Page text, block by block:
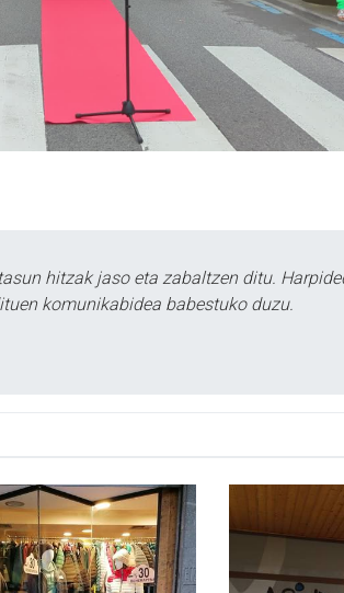
hitzak jaso eta zabaltzen ditu.
komunikabidea babestuko duzu.